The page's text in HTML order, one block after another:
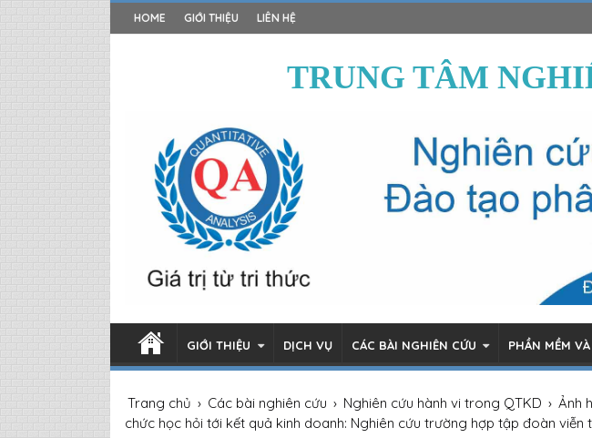
HOME GIỚI THIỆU LIÊN HỆ
TRUNG TÂM
GIỚI THIỆU DỊCH VỤ CÁC BÀI NGHIÊN CỨU PHẦN MỀM
Trang chủ › Các bài nghiên cứu › Nghiên cứu hành vi trong QTKD › Ảnh
chức học hỏi tới kết quả kinh doanh: Nghiên cứu trường hợp tập đoàn viễn